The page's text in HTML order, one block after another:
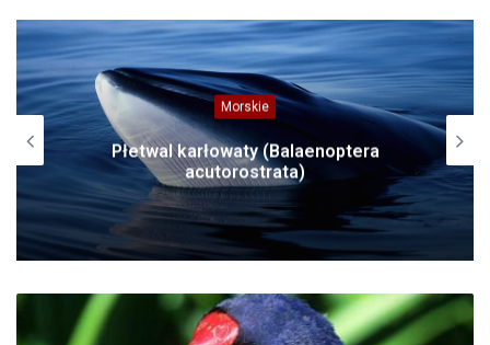
Morskie
Płetwal karłowaty (Balaenoptera
acutorostrata)